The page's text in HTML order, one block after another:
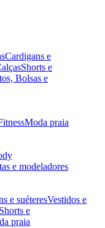
Cardigans e
Shorts e
Bolsas e
Moda praia
e modeladores
e suéteresVestidos e
Shorts e
praia